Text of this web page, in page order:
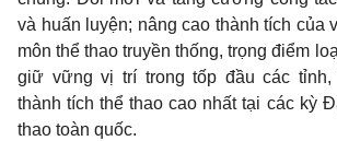
và huấn luyện; nâng cao thành tích của
môn thể thao truyền thống, trọng điểm
giữ vững vị trí trong tốp đầu các tỉnh,
thành tích thể thao cao nhất tại các kỳ
thao toàn quốc.